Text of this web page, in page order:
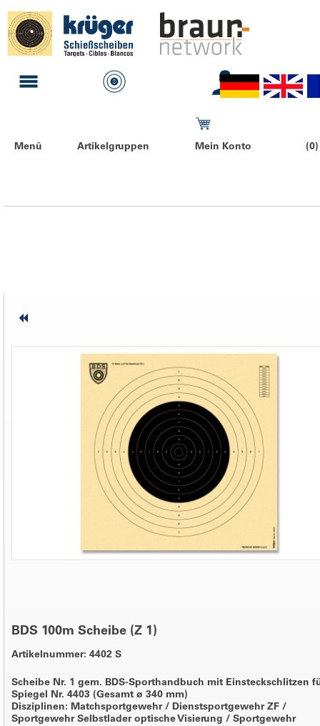
Menü Artikelgruppen Mein Konto
BDS 100m Scheibe (Z 1)
Artikelnummer: 4402 S
Scheibe Nr. 1 gem. BDS-Sporthandbuch mit Einsteckschlitzen
Spiegel Nr. 4403 (Gesamt ø 340 mm)
Disziplinen: Matchsportgewehr / Dienstsportgewehr ZF /
Sportgewehr Selbstlader optische Visierung / Sportgewehr